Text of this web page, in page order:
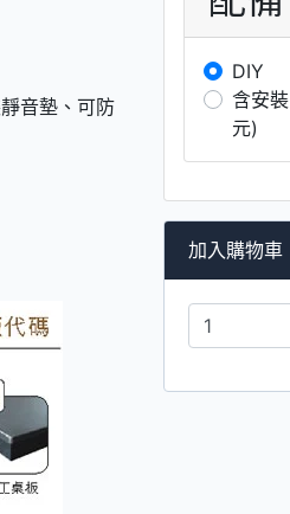
音墊、可防
DIY
含安
元)
加入購物車